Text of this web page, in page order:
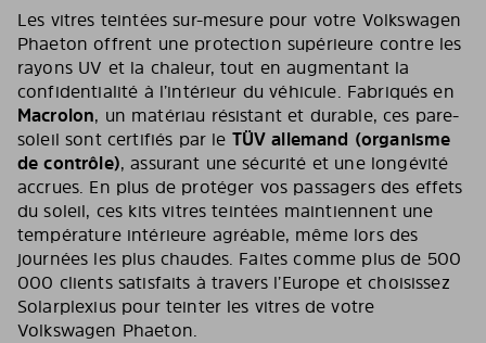
Les vitres teintées sur-mesure pour votre Volkswagen
Phaeton offrent une protection supérieure contre les
rayons UV et la chaleur, tout en augmentant la
confidentialité à l’intérieur du véhicule. Fabriqués en
Macrolon, un matériau résistant et durable, ces pare-
soleil sont certifiés par le TÜV allemand (organisme
de contrôle), assurant une sécurité et une longévité
accrues. En plus de protéger vos passagers des effets
du soleil, ces kits vitres teintées maintiennent une
température intérieure agréable, même lors des
journées les plus chaudes. Faites comme plus de 500
000 clients satisfaits à travers l’Europe et choisissez
Solarplexius pour teinter les vitres de votre
Volkswagen Phaeton.